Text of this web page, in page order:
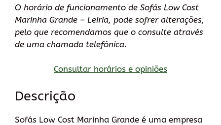
O horário de funcionamento de Sofás Low Cost
Marinha Grande – Leiria, pode sofrer alterações,
pelo que recomendamos que o consulte através
de uma chamada telefónica.
Consultar horários e opiniões
Descrição
Sofás Low Cost Marinha Grande é uma empresa